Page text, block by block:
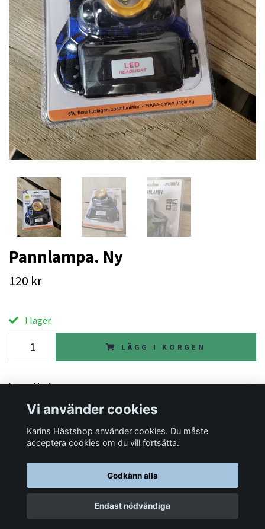
Pannlampa. Ny
120 kr
I lager.
LÄGG I KORGEN
Lagersaldo:1
Läs mer
© 2026 Karins Hästshop
Vi använder cookies
Karins Hästshop använder cookies. Du måste
acceptera cookies om du vill fortsätta.
Godkänn alla
Endast nödvändiga